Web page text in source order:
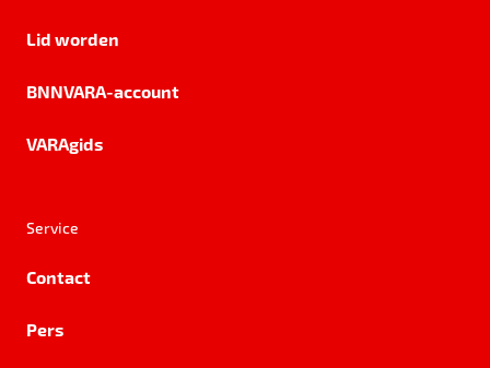
Lid worden
BNNVARA-account
VARAgids
Service
Contact
Pers